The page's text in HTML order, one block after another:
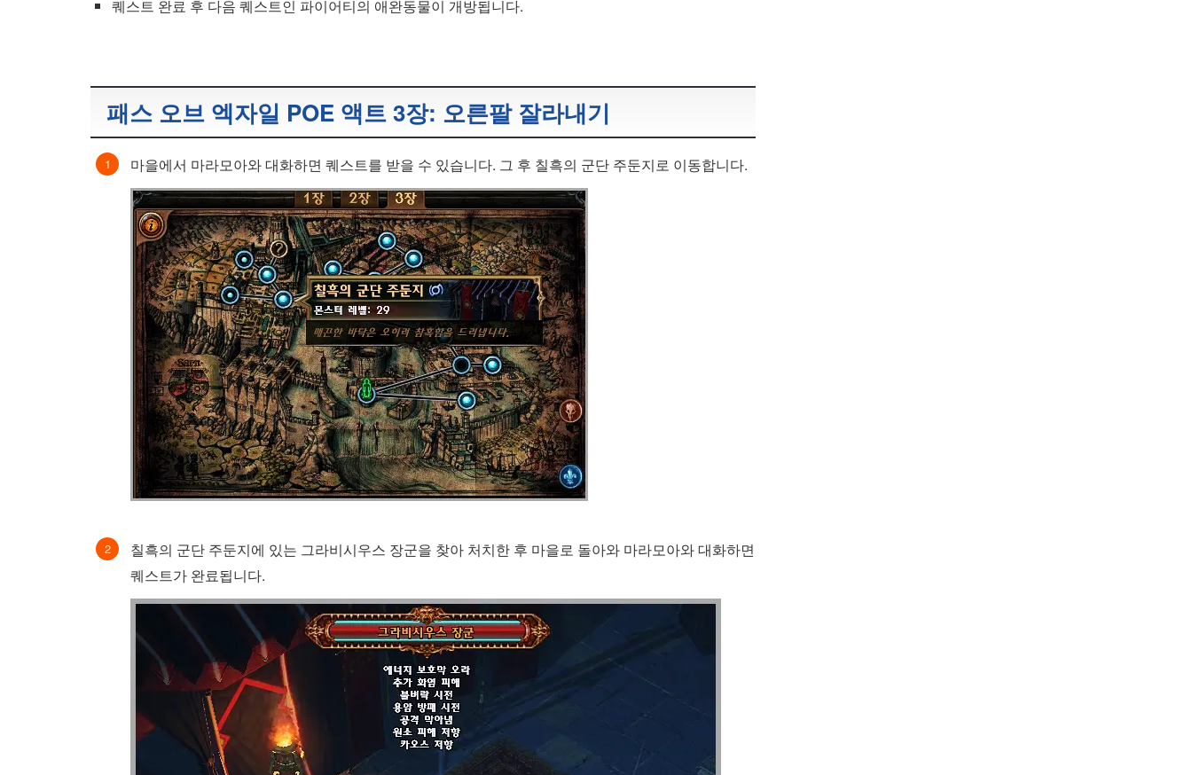
퀘스트 완료 후 다음 퀘스트인 파이어티의 애완동물이 개방됩니다.
패스 오브 엑자일 POE 액트 3장: 오른팔 잘라내기
마을에서 마라모아와 대화하면 퀘스트를 받을 수 있습니다. 그 후 칠흑의 군단 주둔지로 이동합니다.
칠흑의 군단 주둔지에 있는 그라비시우스 장군을 찾아 처치한 후 마을로 돌아와 마라모아와 대화하면
퀘스트가 완료됩니다.